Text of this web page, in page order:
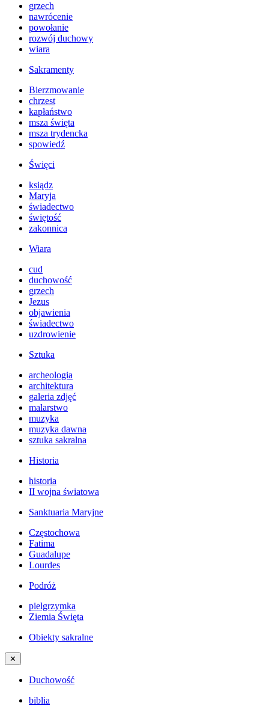
grzech
nawrócenie
powołanie
rozwój duchowy
wiara
Sakramenty
Bierzmowanie
chrzest
kapłaństwo
msza święta
msza trydencka
spowiedź
Święci
ksiądz
Maryja
świadectwo
świętość
zakonnica
Wiara
cud
duchowość
grzech
Jezus
objawienia
świadectwo
uzdrowienie
Sztuka
archeologia
architektura
galeria zdjęć
malarstwo
muzyka
muzyka dawna
sztuka sakralna
Historia
historia
II wojna światowa
Sanktuaria Maryjne
Częstochowa
Fatima
Guadalupe
Lourdes
Podróż
pielgrzymka
Ziemia Święta
Obiekty sakralne
✕
Duchowość
biblia